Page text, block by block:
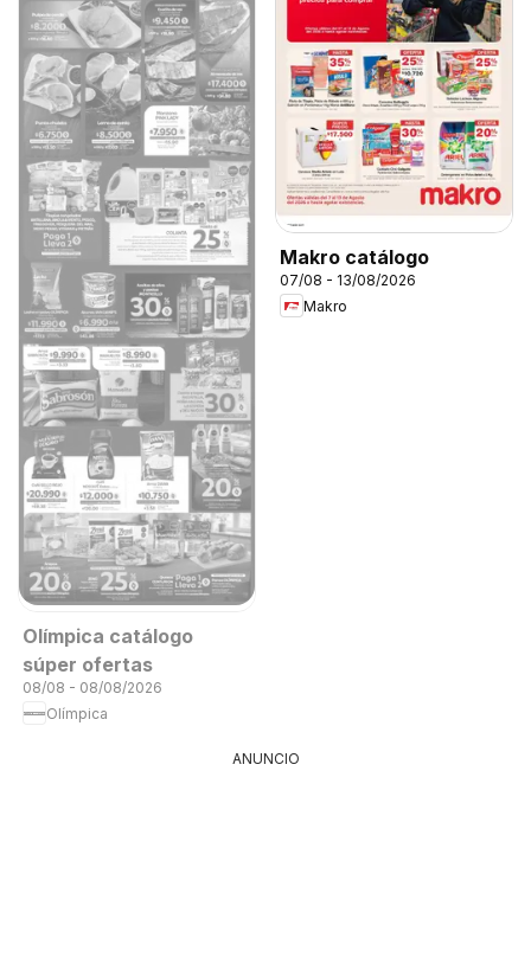
Olímpica catálogo
súper ofertas
08/08 - 08/08/2026
Olímpica
Makro catálogo
07/08 - 13/08/2026
Makro
ANUNCIO